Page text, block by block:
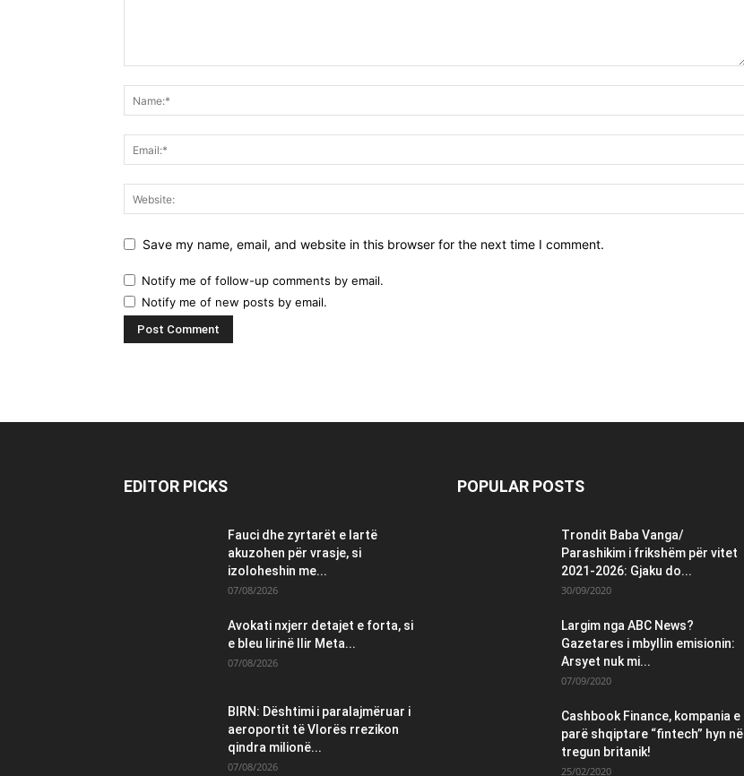
Save my name, email, and website in this browser for the next time I comment.
Notify me of follow-up comments by email.
Notify me of new posts by email.
EDITOR PICKS
Fauci dhe zyrtarët e lartë
akuzohen për vrasje, si
izoloheshin me...
07/08/2026
Avokati nxjerr detajet e forta, si
e bleu lirinë Ilir Meta...
07/08/2026
BIRN: Dështimi i paralajmëruar i
aeroportit të Vlorës rrezikon
qindra milionë...
07/08/2026
POPULAR POSTS
Trondit Baba Vanga/
Parashikim i frikshëm për vitet
2021-2026: Gjaku do...
30/09/2020
Largim nga ABC News?
Gazetares i mbyllin emisionin:
Arsyet nuk mi...
07/09/2020
Cashbook Finance, kompania e
parë shqiptare “fintech” hyn në
tregun britanik!
25/02/2020